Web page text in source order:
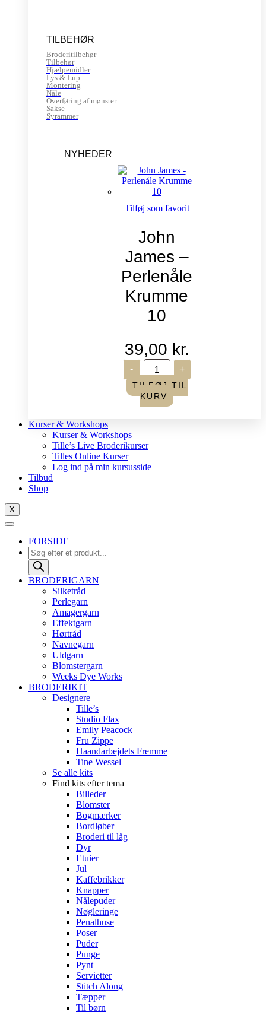
TILBEHØR
Broderitilbehør
Tilbehør
Hjælpemidler
Lys & Lup
Montering
Nåle
Overføring af mønster
Sakse
Syrammer
NYHEDER
Tilføj som favorit
John
James –
Perlenåle
Krumme
10
39,00 kr.
-
John
James
-
Perlenåle
Krumme
+
TILFØJ TIL
KURV
Kurser & Workshops
Kurser & Workshops
Tille’s Live Broderikurser
Tilles Online Kurser
Log ind på min kursusside
Tilbud
Shop
X
FORSIDE
Products
search
BRODERIGARN
Silketråd
Perlegarn
Amagergarn
Effektgarn
Hørtråd
Navnegarn
Uldgarn
Blomstergarn
Weeks Dye Works
BRODERIKIT
Designere
Tille’s
Studio Flax
Emily Peacock
Fru Zippe
Haandarbejdets Fremme
Tine Wessel
Se alle kits
Find kits efter tema
Billeder
Blomster
Bogmærker
Bordløber
Broderi til låg
Dyr
Etuier
Jul
Kaffebrikker
Knapper
Nålepuder
Nøgleringe
Penalhuse
Poser
Puder
Punge
Pynt
Servietter
Stitch Along
Tæpper
Til børn